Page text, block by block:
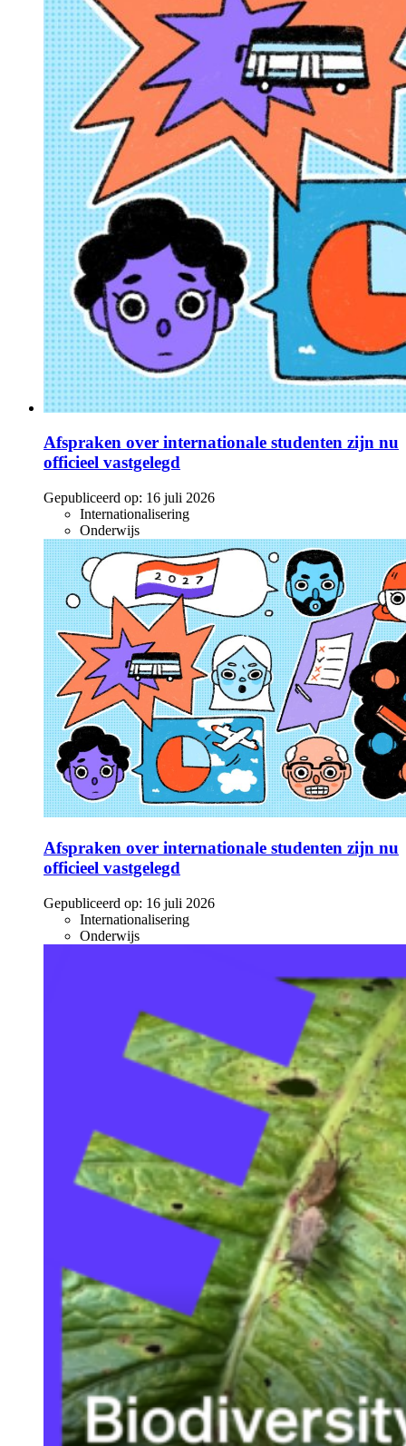
Afspraken over internationale studenten zijn nu
officieel vastgelegd
Gepubliceerd op: 16 juli 2026
Internationalisering
Onderwijs
Afspraken over internationale studenten zijn nu
officieel vastgelegd
Gepubliceerd op: 16 juli 2026
Internationalisering
Onderwijs